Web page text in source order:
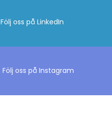
Följ oss på LinkedIn
Följ oss på Instagram